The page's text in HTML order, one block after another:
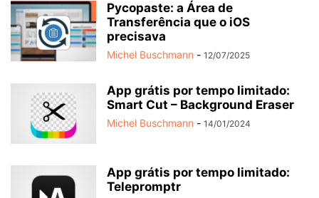
Pycopaste: a Área de
Transferência que o iOS
precisava
Michel Buschmann - 12/07/2025
App grátis por tempo limitado:
Smart Cut – Background Eraser
Michel Buschmann - 14/01/2024
App grátis por tempo limitado:
Telepromptr